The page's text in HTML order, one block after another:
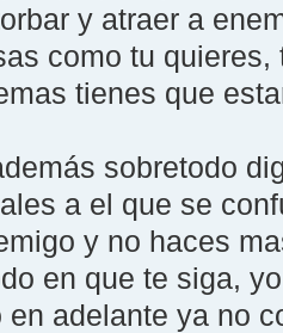
y atraer a
como tu
tienes que
sobretodo
a el que se
y no haces
en que te siga,
en adelante ya no